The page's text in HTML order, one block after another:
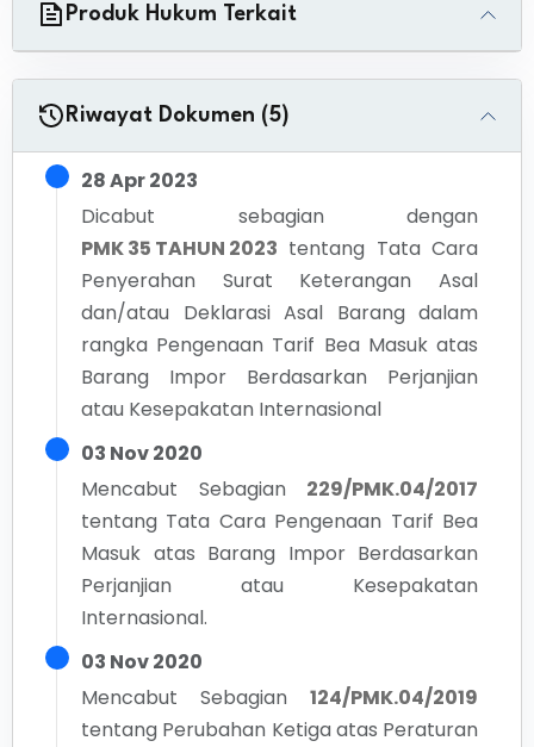
Produk Hukum Terkait
Riwayat Dokumen (5)
28 Apr 2023
Dicabut sebagian dengan
PMK 35 TAHUN 2023 tentang Tata Cara
Penyerahan Surat Keterangan Asal
dan/atau Deklarasi Asal Barang dalam
rangka Pengenaan Tarif Bea Masuk atas
Barang Impor Berdasarkan Perjanjian
atau Kesepakatan Internasional
03 Nov 2020
Mencabut Sebagian 229/PMK.04/2017
tentang Tata Cara Pengenaan Tarif Bea
Masuk atas Barang Impor Berdasarkan
Perjanjian atau Kesepakatan
Internasional.
03 Nov 2020
Mencabut Sebagian 124/PMK.04/2019
tentang Perubahan Ketiga atas Peraturan